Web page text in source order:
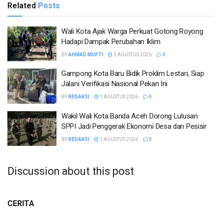
Related Posts
Wali Kota Ajak Warga Perkuat Gotong Royong
Hadapi Dampak Perubahan Iklim
BYAHMAD MUFTI 3 AGUSTUS 2026 0
Gampong Kota Baru Bidik Proklim Lestari, Siap
Jalani Verifikasi Nasional Pekan Ini
BY REDAKSI 1 AGUSTUS 2026 0
Wakil Wali Kota Banda Aceh Dorong Lulusan
SPPI Jadi Penggerak Ekonomi Desa dan Pesisir
BY REDAKSI 1 AGUSTUS 2026 0
Discussion about this post
CERITA